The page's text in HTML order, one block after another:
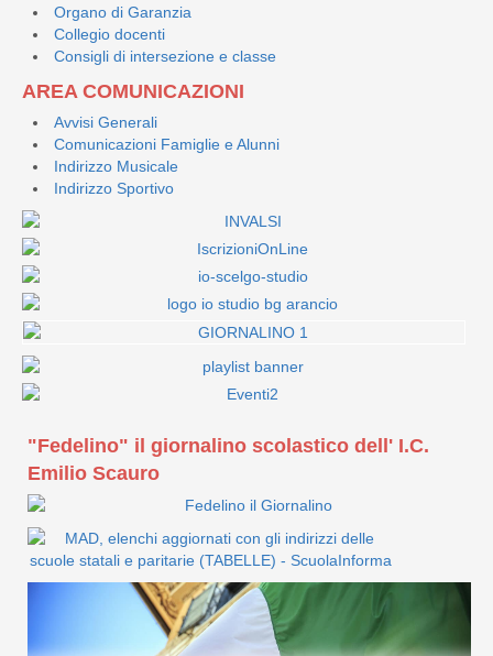
Organo di Garanzia
Collegio docenti
Consigli di intersezione e classe
AREA COMUNICAZIONI
Avvisi Generali
Comunicazioni Famiglie e Alunni
Indirizzo Musicale
Indirizzo Sportivo
"Fedelino" il giornalino scolastico dell' I.C.
Emilio Scauro